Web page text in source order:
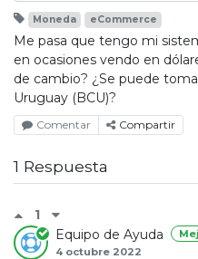
Moneda eCommerce
Me pasa que tengo mi
en ocasiones vendo en
de cambio? ¿Se puede
Uruguay (BCU)?
Comentar Compartir
1 Respuesta
1
Equipo de Ayuda
4 octubre 2022